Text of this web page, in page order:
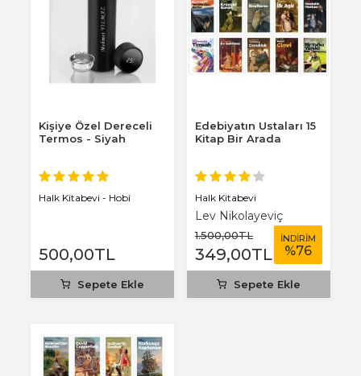
Kişiye Özel Dereceli
Termos - Siyah
Halk Kitabevi - Hobi
500,00TL
Sepete Ekle
Edebiyatın Ustaları 15
Kitap Bir Arada
Halk Kitabevi
Lev Nikolayeviç
Tolstoy
1.500,00TL
349,00TL
İNDİRİM
%76
Sepete Ekle